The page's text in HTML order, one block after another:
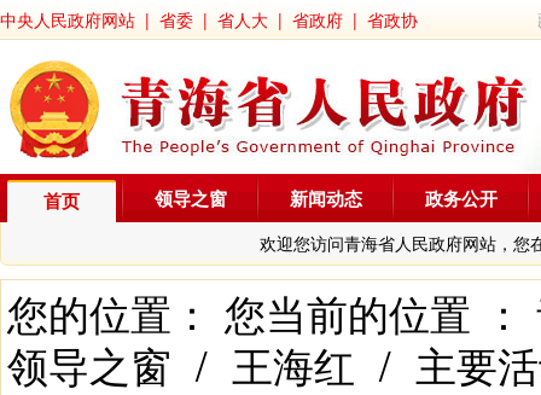
中央人民政府网站 | 省委 | 省人大 | 省政府 | 省政协
首页
欢迎您访问青海省人民政府网站，您
领导之窗 新闻动态 政务公开
您的位置： 您当前的位置 ：
领导之窗 / 王海红 / 主要